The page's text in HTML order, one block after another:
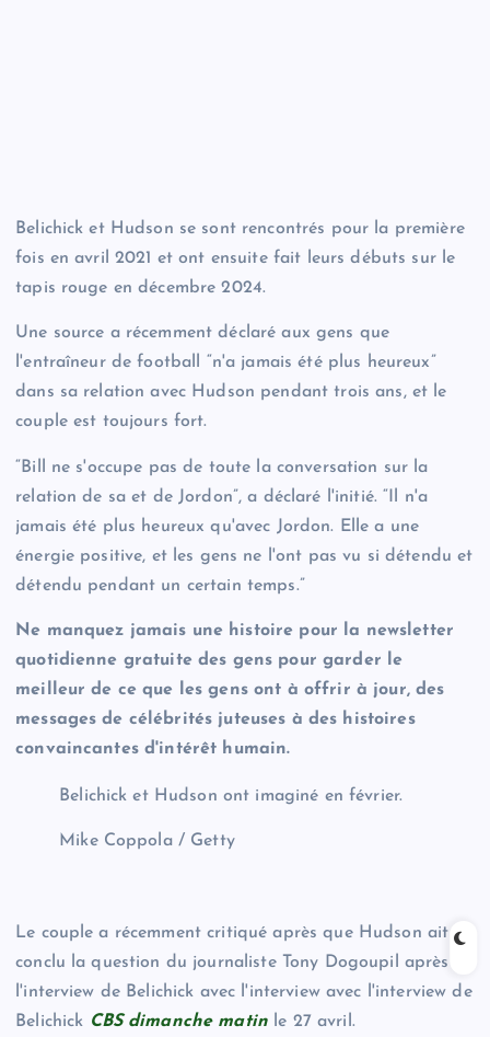
Belichick et Hudson se sont rencontrés pour la première
fois en avril 2021 et ont ensuite fait leurs débuts sur le
tapis rouge en décembre 2024.
Une source a récemment déclaré aux gens que
l'entraîneur de football “n'a jamais été plus heureux”
dans sa relation avec Hudson pendant trois ans, et le
couple est toujours fort.
“Bill ne s'occupe pas de toute la conversation sur la
relation de sa et de Jordon”, a déclaré l'initié. “Il n'a
jamais été plus heureux qu'avec Jordon. Elle a une
énergie positive, et les gens ne l'ont pas vu si détendu et
détendu pendant un certain temps.”
Ne manquez jamais une histoire pour la newsletter
quotidienne gratuite des gens pour garder le
meilleur de ce que les gens ont à offrir à jour, des
messages de célébrités juteuses à des histoires
convaincantes d'intérêt humain.
Belichick et Hudson ont imaginé en février.
Mike Coppola / Getty
Le couple a récemment critiqué après que Hudson ait
conclu la question du journaliste Tony Dogoupil après
l'interview de Belichick avec l'interview avec l'interview de
Belichick CBS dimanche matin le 27 avril.